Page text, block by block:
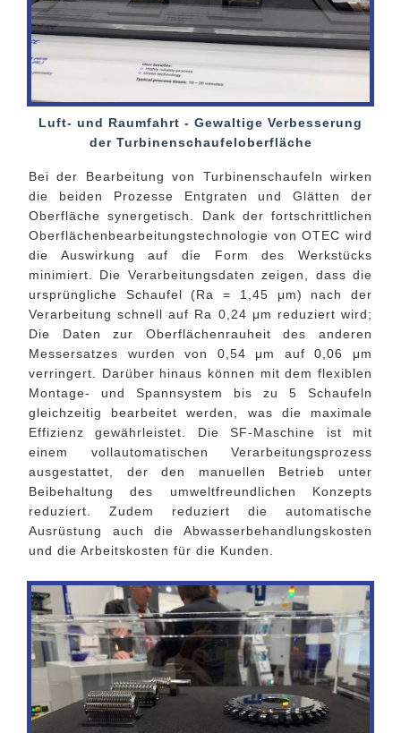
Luft- und Raumfahrt - Gewaltige Verbesserung
der Turbinenschaufeloberfläche
Bei der Bearbeitung von Turbinenschaufeln wirken
die beiden Prozesse Entgraten und Glätten der
Oberfläche synergetisch. Dank der fortschrittlichen
Oberflächenbearbeitungstechnologie von OTEC wird
die Auswirkung auf die Form des Werkstücks
minimiert. Die Verarbeitungsdaten zeigen, dass die
ursprüngliche Schaufel (Ra = 1,45 μm) nach der
Verarbeitung schnell auf Ra 0,24 μm reduziert wird;
Die Daten zur Oberflächenrauheit des anderen
Messersatzes wurden von 0,54 μm auf 0,06 μm
verringert. Darüber hinaus können mit dem flexiblen
Montage- und Spannsystem bis zu 5 Schaufeln
gleichzeitig bearbeitet werden, was die maximale
Effizienz gewährleistet. Die SF-Maschine ist mit
einem vollautomatischen Verarbeitungsprozess
ausgestattet, der den manuellen Betrieb unter
Beibehaltung des umweltfreundlichen Konzepts
reduziert. Zudem reduziert die automatische
Ausrüstung auch die Abwasserbehandlungskosten
und die Arbeitskosten für die Kunden.